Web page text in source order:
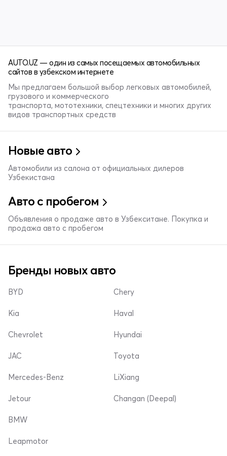
AUTO.UZ — один из самых посещаемых автомобильных
сайтов в узбекском интернете
Мы предлагаем большой выбор легковых автомобилей,
грузового и коммерческого
транспорта, мототехники, спецтехники и многих других
видов транспортных средств
Новые авто
Автомобили из салона от официальных дилеров
Узбекистана
Авто с пробегом
Объявления о продаже авто в Узбекситане. Покупка и
продажа авто с пробегом
Бренды новых авто
BYD
Kia
Chevrolet
Chery
Haval
Hyundai
JAC
Mercedes-Benz
Jetour
Toyota
LiXiang
Changan (Deepal)
BMW
Leapmotor